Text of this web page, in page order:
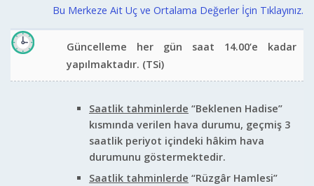
Bu Merkeze Ait Uç ve Ortalama Değerler İçin Tıklayınız.
Güncelleme her gün saat 14.00‘e kadar
yapılmaktadır. (TSi)
Saatlik tahminlerde “Beklenen Hadise”
kısmında verilen hava durumu, geçmiş 3
saatlik periyot içindeki hâkim hava
durumunu göstermektedir.
Saatlik tahminlerde “Rüzgâr Hamlesi”